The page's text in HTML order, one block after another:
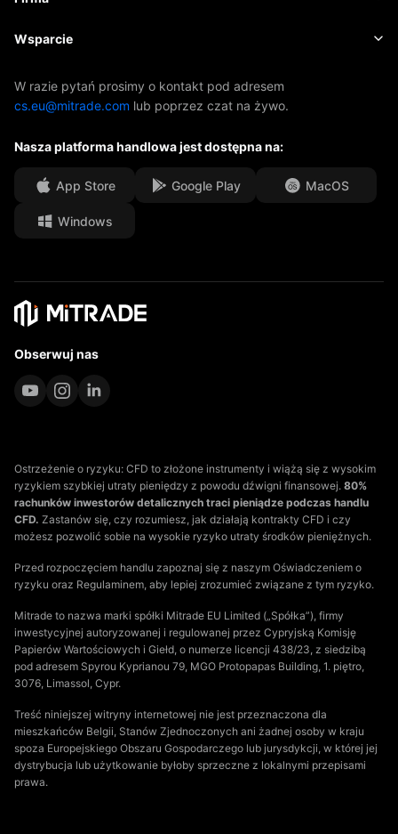
EBook
O firmie Mitrade
Nasze nagrody
Centrum medialne
Możliwości kariery
Dokumenty prawne
Wsparcie
Centrum pomocy
Często zadawane pytania
W razie pytań prosimy o kontakt pod adresem
cs.eu@mitrade.com lub poprzez czat na żywo.
Nasza platforma handlowa jest dostępna na:
App Store Google Play MacOS
Windows
Obserwuj nas
Ostrzeżenie o ryzyku: CFD to złożone instrumenty i wiążą się z wysokim
ryzykiem szybkiej utraty pieniędzy z powodu dźwigni finansowej. 80%
rachunków inwestorów detalicznych traci pieniądze podczas handlu
CFD. Zastanów się, czy rozumiesz, jak działają kontrakty CFD i czy
możesz pozwolić sobie na wysokie ryzyko utraty środków pieniężnych.
Przed rozpoczęciem handlu zapoznaj się z naszym Oświadczeniem o
ryzyku oraz Regulaminem, aby lepiej zrozumieć związane z tym ryzyko.
Mitrade to nazwa marki spółki Mitrade EU Limited („Spółka”), firmy
inwestycyjnej autoryzowanej i regulowanej przez Cypryjską Komisję
Papierów Wartościowych i Giełd, o numerze licencji 438/23, z siedzibą
pod adresem Spyrou Kyprianou 79, MGO Protopapas Building, 1. piętro,
3076, Limassol, Cypr.
Treść niniejszej witryny internetowej nie jest przeznaczona dla
mieszkańców Belgii, Stanów Zjednoczonych ani żadnej osoby w kraju
spoza Europejskiego Obszaru Gospodarczego lub jurysdykcji, w której jej
dystrybucja lub użytkowanie byłoby sprzeczne z lokalnymi przepisami
prawa.